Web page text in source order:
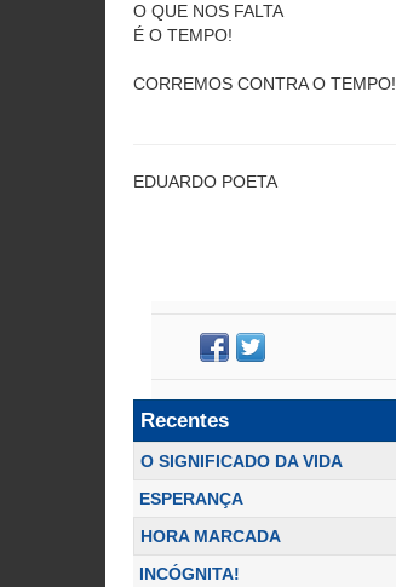
O QUE NOS FALTA
É O TEMPO!
CORREMOS CONTRA O TEMPO!
EDUARDO POETA
Recentes
O SIGNIFICADO DA VIDA
ESPERANÇA
HORA MARCADA
INCÓGNITA!